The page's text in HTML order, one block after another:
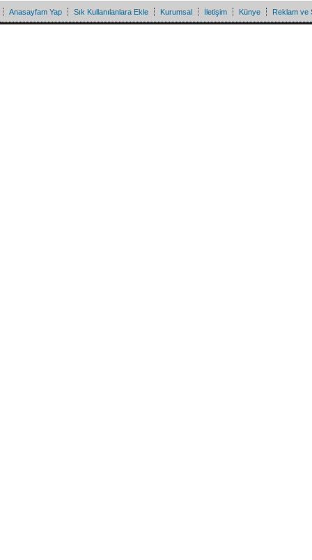
Anasayfam Yap Sık Kullanılanlara Ekle Kurumsal İletişim Künye Reklam ve